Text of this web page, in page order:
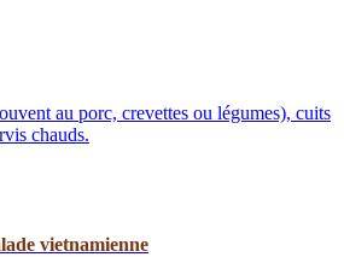
au porc, crevettes ou légumes), cuits
chauds.
vietnamienne